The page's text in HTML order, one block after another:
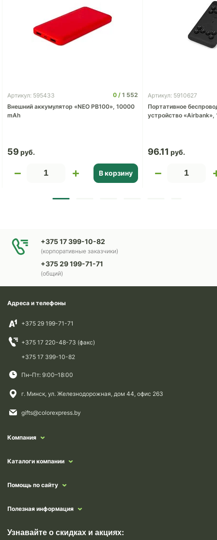
Артикул: 595433 0
1 552
Внешний аккумулятор «NEO PB100», 10000
mAh
59
В корзину
Артикул: 5910627
Портативное
устройство «Airbank»,
96.11
+375 17 399-10-82
(корпоративные заказчики)
+375 29 199-71-71
(общий)
Адреса и телефоны
+375 29 199-71-71
+375 17 220-48-73 (факс)
+375 17 399-10-82
Пн–Пт: 9:00–18:00
г. Минск, ул. Железнодорожная, дом 44, офис 263
gifts@colorexpress.by
Компания
Каталоги компании
Помощь по сайту
Полезная информация
Узнавайте о скидках и акциях: